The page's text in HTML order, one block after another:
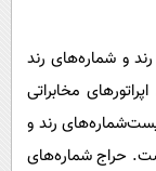
و شماره‌های رند
مخابراتی
رند و
حراج شماره‌های